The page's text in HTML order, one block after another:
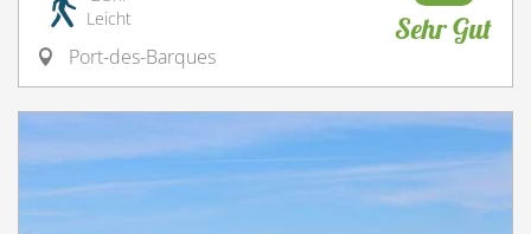
Leicht
Port-des-Barques
Sehr Gut